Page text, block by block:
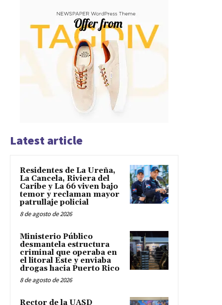
Latest article
Residentes de La Ureña,
La Cancela, Riviera del
Caribe y La 66 viven bajo
temor y reclaman mayor
patrullaje policial
8 de agosto de 2026
Ministerio Público
desmantela estructura
criminal que operaba en
el litoral Este y enviaba
drogas hacia Puerto Rico
8 de agosto de 2026
Rector de la UASD